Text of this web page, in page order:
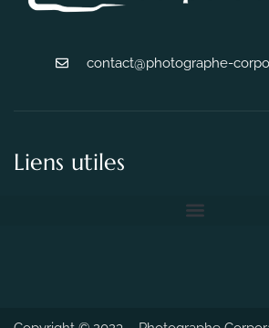
contact@photographe-
Liens utiles